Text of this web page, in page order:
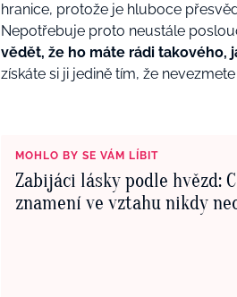
hranice, protože je hluboce
Nepotřebuje proto neustále
vědět, že ho máte rádi takového,
získáte si ji jedině tím, že
MOHLO BY SE VÁM LÍBIT
Zabijáci lásky podle hvězd:
znamení ve vztahu nikdy